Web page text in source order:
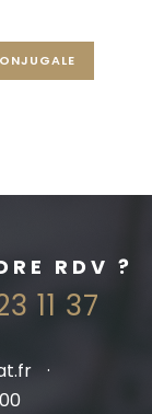
RDV ?
11 37
·